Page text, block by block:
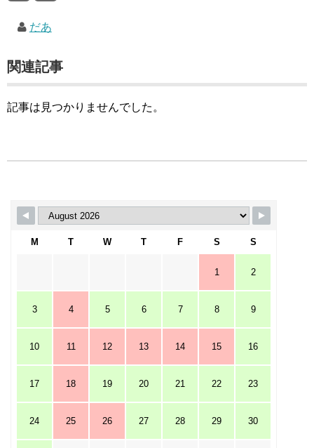
だあ
関連記事
記事は見つかりませんでした。
M T W T F S S
1 2
3 4 5 6 7 8 9
10 11 12 13 14 15 16
17 18 19 20 21 22 23
24 25 26 27 28 29 30